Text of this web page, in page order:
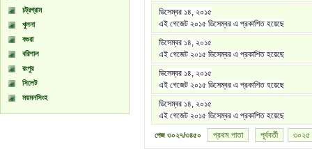
চট্রগ্রাম
খুলনা
বগুরা
বরিশাল
রংপুর
সিলেট
ময়মনসিংহ
ডিসেম্বর ১৪, ২০১৫
এই গেজেট ২০১৫ ডিসেম্বর এ প্রকাশিত হয়েছে
ডিসেম্বর ১৪, ২০১৫
এই গেজেট ২০১৫ ডিসেম্বর এ প্রকাশিত হয়েছে
ডিসেম্বর ১৪, ২০১৫
এই গেজেট ২০১৫ ডিসেম্বর এ প্রকাশিত হয়েছে
ডিসেম্বর ১৪, ২০১৫
এই গেজেট ২০১৫ ডিসেম্বর এ প্রকাশিত হয়েছে
পেজ ৩০২৭/৩৪৫০ প্রথম পাতা পূর্ববর্তী ৩০২৫